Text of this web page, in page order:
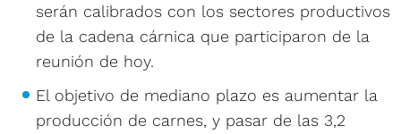
serán calibrados con los sectores productivos
de la cadena cárnica que participaron de la
reunión de hoy.
El objetivo de mediano plazo es aumentar la
producción de carnes, y pasar de las 3,2